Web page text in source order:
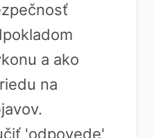
a ako
na
'odpovede'